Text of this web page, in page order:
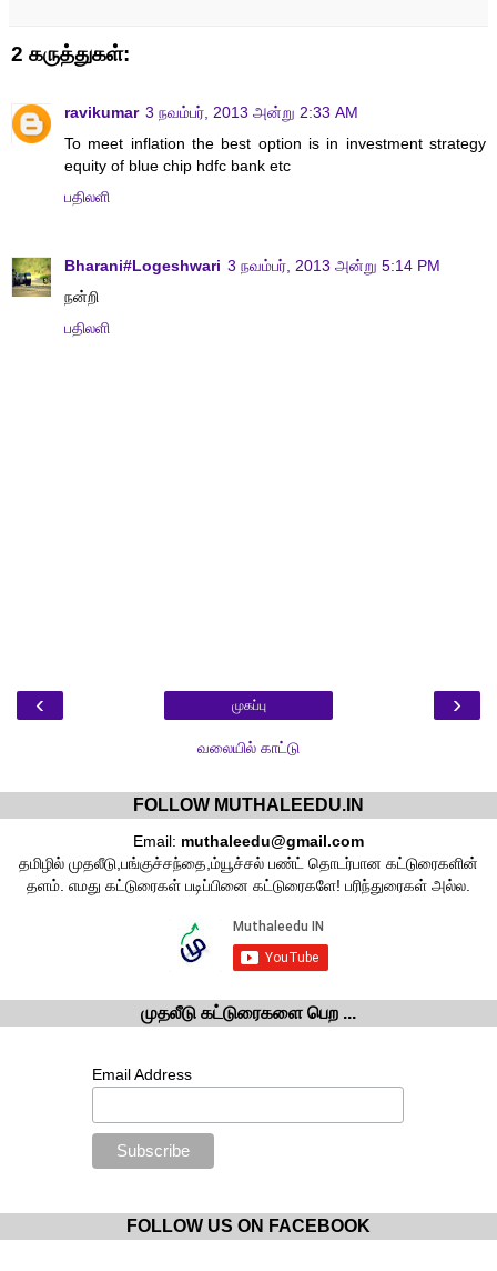
2 கருத்துகள்:
ravikumar 3 நவம்பர், 2013 அன்று 2:33 AM
To meet inflation the best option is in investment strategy
equity of blue chip hdfc bank etc
பதிலளி
Bharani#Logeshwari 3 நவம்பர், 2013 அன்று 5:14 PM
நன்றி
பதிலளி
‹ ›
முகப்பு
வலையில் காட்டு
FOLLOW MUTHALEEDU.IN
Email: muthaleedu@gmail.com
தமிழில் முதலீடு,பங்குச்சந்தை,ம்யூச்சல் பண்ட் தொடர்பான கட்டுரைகளின்
தளம். எமது கட்டுரைகள் படிப்பினை கட்டுரைகளே! பரிந்துரைகள் அல்ல.
முதலீடு கட்டுரைகளை பெற ...
Email Address
FOLLOW US ON FACEBOOK